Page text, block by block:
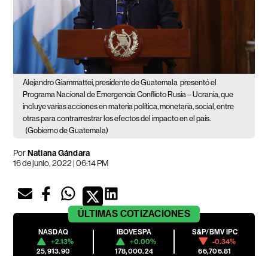
Alejandro Giammattei, presidente de Guatemala presentó el
Programa Nacional de Emergencia Conflicto Rusia – Ucrania, que
incluye varias acciones en materia política, monetaria, social, entre
otras para contrarrestrar los efectos del impacto en el país.
(Gobierno de Guatemala)
PorNatiana Gándara
16 de junio, 2022 | 06:14 PM
ÚLTIMAS COTIZACIONES
NASDAQ
+2.13%
25,913.90
IBOVESPA
+0.00%
178,000.24
S&P/BMV IPC
-0.34%
66,706.81